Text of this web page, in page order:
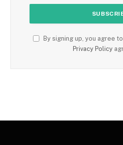
By signing up, you agree
Privacy Policy